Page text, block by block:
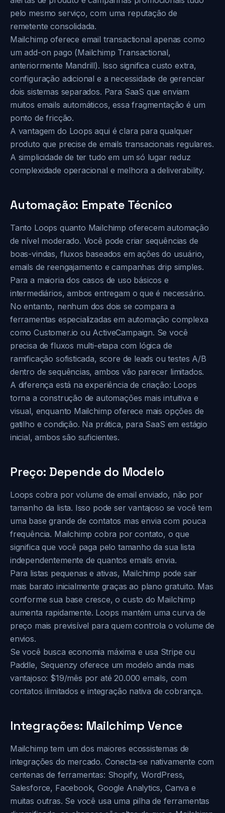
pelo mesmo serviço, com uma reputação de
remetente consolidada.
Mailchimp oferece email transactional apenas como
um add-on pago (Mailchimp Transactional,
anteriormente Mandrill). Isso significa custo extra,
configuração adicional e a necessidade de gerenciar
dois sistemas separados. Para SaaS que enviam
muitos emails automáticos, essa fragmentação é um
ponto de fricção.
A vantagem do Loops aqui é clara para qualquer
produto que precise de emails transacionais regulares.
A simplicidade de ter tudo em um só lugar reduz
complexidade operacional e melhora a deliverability.
Automação: Empate Técnico
Tanto Loops quanto Mailchimp oferecem automação
de nível moderado. Você pode criar sequências de
boas-vindas, fluxos baseados em ações do usuário,
emails de reengajamento e campanhas drip simples.
Para a maioria dos casos de uso básicos e
intermediários, ambos entregam o que é necessário.
No entanto, nenhum dos dois se compara a
ferramentas especializadas em automação complexa
como Customer.io ou ActiveCampaign. Se você
precisa de fluxos multi-etapa com lógica de
ramificação sofisticada, score de leads ou testes A/B
dentro de sequências, ambos vão parecer limitados.
A diferença está na experiência de criação: Loops
torna a construção de automações mais intuitiva e
visual, enquanto Mailchimp oferece mais opções de
gatilho e condição. Na prática, para SaaS em estágio
inicial, ambos são suficientes.
Preço: Depende do Modelo
Loops cobra por volume de email enviado, não por
tamanho da lista. Isso pode ser vantajoso se você tem
uma base grande de contatos mas envia com pouca
frequência. Mailchimp cobra por contato, o que
significa que você paga pelo tamanho da sua lista
independentemente de quantos emails envia.
Para listas pequenas e ativas, Mailchimp pode sair
mais barato inicialmente graças ao plano gratuito. Mas
conforme sua base cresce, o custo do Mailchimp
aumenta rapidamente. Loops mantém uma curva de
preço mais previsível para quem controla o volume de
envios.
Se você busca economia máxima e usa Stripe ou
Paddle, Sequenzy oferece um modelo ainda mais
vantajoso: $19/mês por até 20.000 emails, com
contatos ilimitados e integração nativa de cobrança.
Integrações: Mailchimp Vence
Mailchimp tem um dos maiores ecossistemas de
integrações do mercado. Conecta-se nativamente com
centenas de ferramentas: Shopify, WordPress,
Salesforce, Facebook, Google Analytics, Canva e
muitas outras. Se você usa uma pilha de ferramentas